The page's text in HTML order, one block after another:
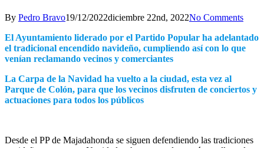
By Pedro Bravo19/12/2022diciembre 22nd, 2022No Comments
El Ayuntamiento liderado por el Partido Popular ha adelantado
el tradicional encendido navideño, cumpliendo así con lo que
venían reclamando vecinos y comerciantes
La Carpa de la Navidad ha vuelto a la ciudad, esta vez al
Parque de Colón, para que los vecinos disfruten de conciertos y
actuaciones para todos los públicos
Desde el PP de Majadahonda se siguen defendiendo las tradiciones